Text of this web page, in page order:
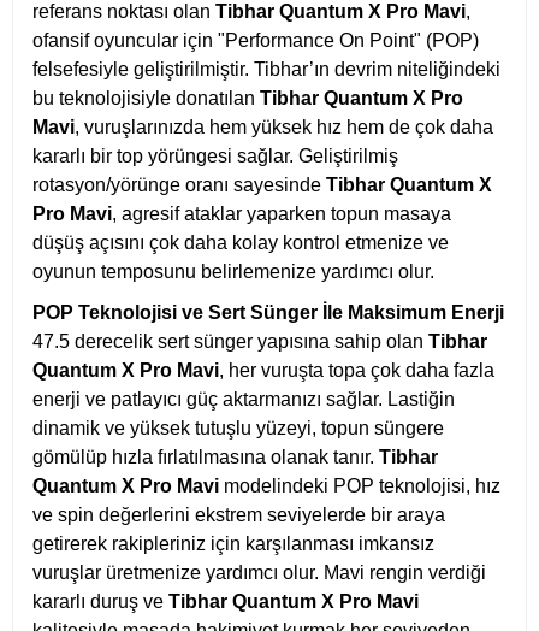
referans noktası olan Tibhar Quantum X Pro Mavi,
ofansif oyuncular için "Performance On Point" (POP)
felsefesiyle geliştirilmiştir. Tibhar’ın devrim niteliğindeki
bu teknolojisiyle donatılan Tibhar Quantum X Pro
Mavi, vuruşlarınızda hem yüksek hız hem de çok daha
kararlı bir top yörüngesi sağlar. Geliştirilmiş
rotasyon/yörünge oranı sayesinde Tibhar Quantum X
Pro Mavi, agresif ataklar yaparken topun masaya
düşüş açısını çok daha kolay kontrol etmenize ve
oyunun temposunu belirlemenize yardımcı olur.
POP Teknolojisi ve Sert Sünger İle Maksimum Enerji
47.5 derecelik sert sünger yapısına sahip olan Tibhar
Quantum X Pro Mavi, her vuruşta topa çok daha fazla
enerji ve patlayıcı güç aktarmanızı sağlar. Lastiğin
dinamik ve yüksek tutuşlu yüzeyi, topun süngere
gömülüp hızla fırlatılmasına olanak tanır. Tibhar
Quantum X Pro Mavi modelindeki POP teknolojisi, hız
ve spin değerlerini ekstrem seviyelerde bir araya
getirerek rakipleriniz için karşılanması imkansız
vuruşlar üretmenize yardımcı olur. Mavi rengin verdiği
kararlı duruş ve Tibhar Quantum X Pro Mavi